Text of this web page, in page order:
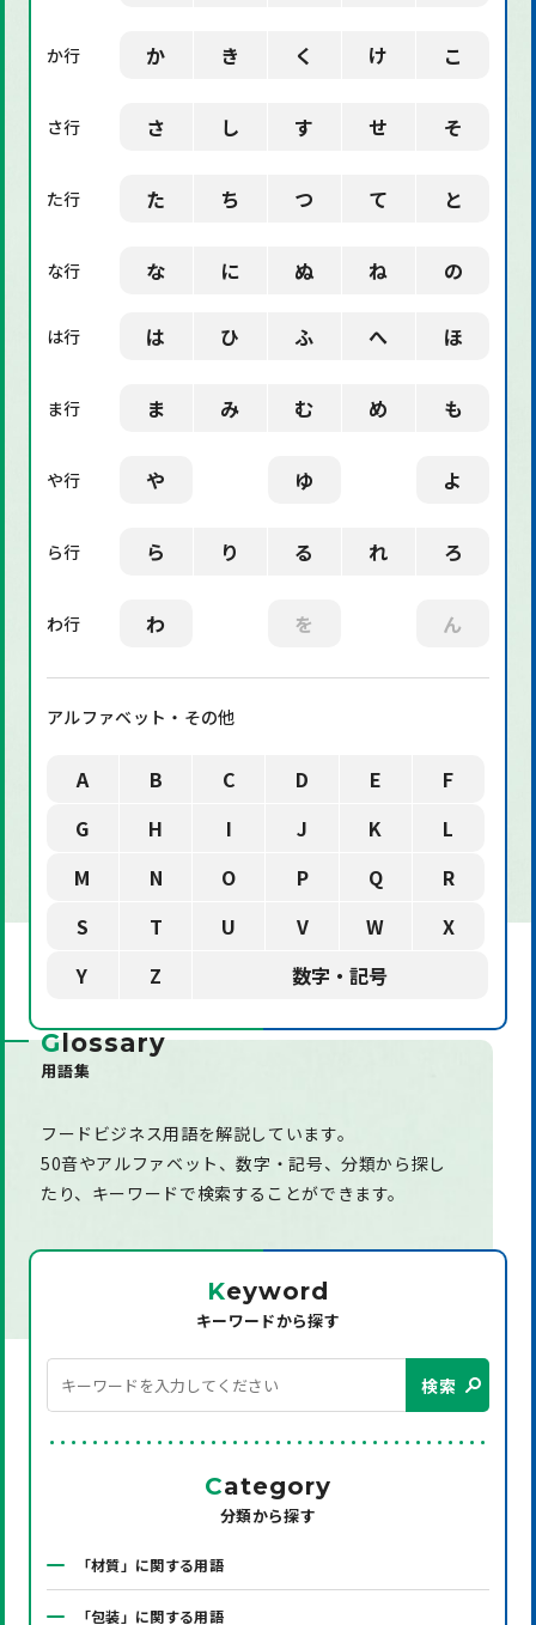
か行 か き く け こ
さ行 さ し す せ そ
た行 た ち つ て と
な行 な に ぬ ね の
は行 は ひ ふ へ ほ
ま行 ま み む め も
や行 や ゆ よ
ら行 ら り る れ ろ
わ行 わ を ん
アルファベット・その他
A B C D E
F
G
H I J K
L
M
N O P Q
R
S
T U V W
X
Y
Z 数字・記号
Glossary
用語集
フードビジネス用語を解説しています。
50音やアルファベット、数字・記号、分類から探し
たり、 キーワードで検索することができます。
Keyword
キーワードから探す
検索
Category
分類から探す
「材質」に関する用語
「包装」に関する用語